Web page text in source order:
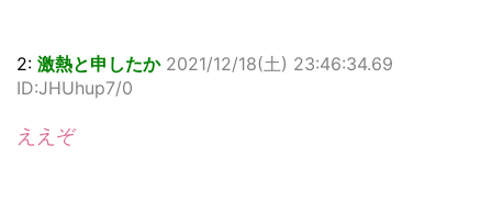
2: 激熱と申したか 2021/12/18(土) 23:46:34.69
ID:JHUhup7/0
ええぞ